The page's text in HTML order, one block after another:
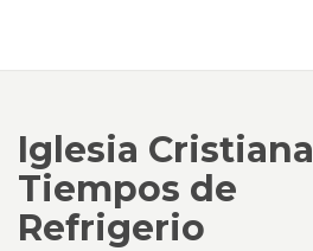
Iglesia Cristiana
Tiempos de
Refrigerio